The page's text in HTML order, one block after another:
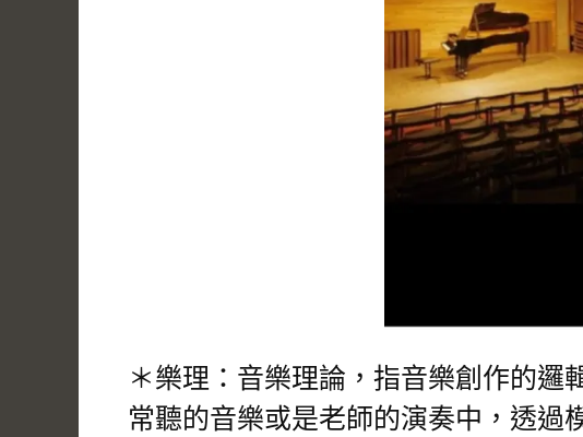
＊樂理：音樂理論，指音樂創作的
常聽的音樂或是老師的演奏中，透過